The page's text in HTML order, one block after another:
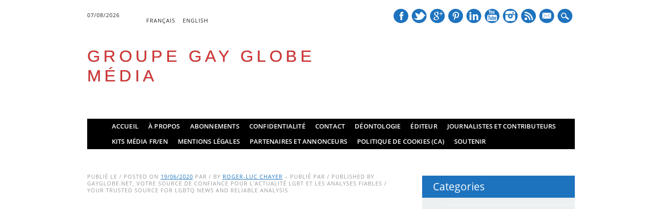
07/08/2026
FRANÇAIS ENGLISH
mail
GROUPE GAY GLOBE
MÉDIA
Main menu
ACCUEIL À PROPOS ABONNEMENTS CONFIDENTIALITÉ CONTACT DÉONTOLOGIE ÉDITEUR
JOURNALISTES ET CONTRIBUTEURS
KITS MÉDIA FR/EN
MENTIONS LÉGALES PARTENAIRES ET ANNONCEURS POLITIQUE DE COOKIES (CA) SOUTENIR
PUBLIÉ LE / POSTED ON 19/06/2020 PAR / BY ROGER-LUC CHAYER – PUBLIÉ PAR / PUBLISHED BY
GAYGLOBE.NET, VOTRE SOURCE DE CONFIANCE POUR L’ACTUALITÉ LGBT ET LES ANALYSES FIABLES /
YOUR TRUSTED SOURCE FOR LGBTQ NEWS AND RELIABLE ANALYSIS
Categories